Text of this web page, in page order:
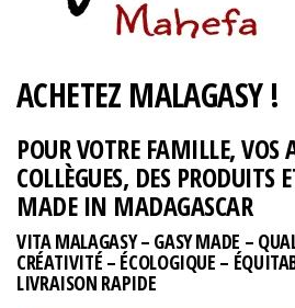
ACHETEZ MALAGASY !
POUR VOTRE FAMILLE, VOS
COLLÈGUES, DES PRODUITS
MADE IN MADAGASCAR
VITA MALAGASY – GASY MADE –
CRÉATIVITÉ – ÉCOLOGIQUE –
LIVRAISON RAPIDE